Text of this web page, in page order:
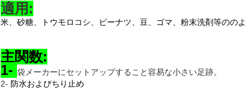
適用:
米、砂糖、トウモロコシ、ピーナツ、豆、ゴマ、粉末洗剤等のの
主関数:
1- 袋メーカーにセットアップすること容易な小さい足跡。
2- 防水およびちり止め